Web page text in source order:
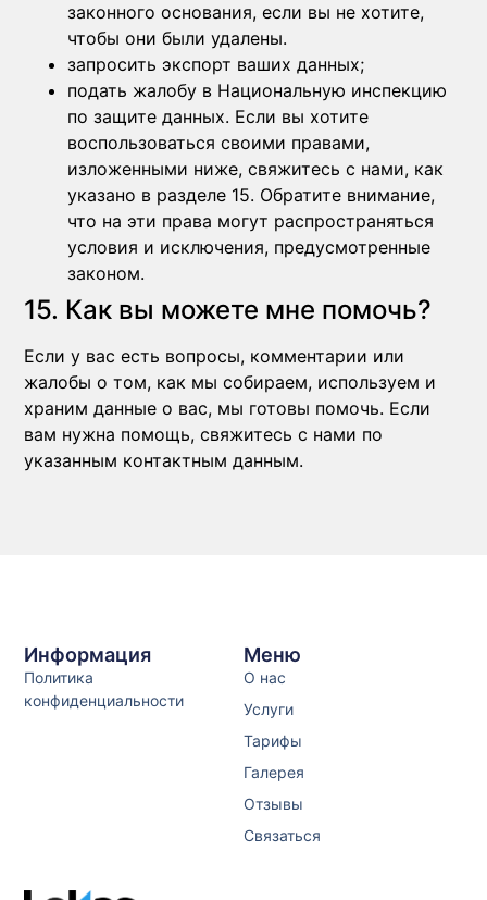
законного основания, если вы не хотите,
чтобы они были удалены.
запросить экспорт ваших данных;
подать жалобу в Национальную инспекцию
по защите данных. Если вы хотите
воспользоваться своими правами,
изложенными ниже, свяжитесь с нами, как
указано в разделе 15. Обратите внимание,
что на эти права могут распространяться
условия и исключения, предусмотренные
законом.
15. Как вы можете мне помочь?
Если у вас есть вопросы, комментарии или
жалобы о том, как мы собираем, используем и
храним данные о вас, мы готовы помочь. Если
вам нужна помощь, свяжитесь с нами по
указанным контактным данным.
Меню
О нас
Услуги
Тарифы
Галерея
Отзывы
Связаться
Информация
Политика
конфиденциальности